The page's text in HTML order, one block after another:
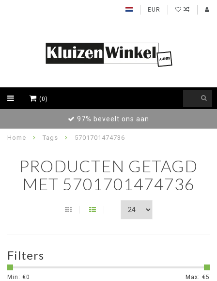
EUR
(0)
97% beveelt ons aan
Home Tags 5701701474736
PRODUCTEN GETAGD
MET 5701701474736
Filters
Min: €0 Max: €5